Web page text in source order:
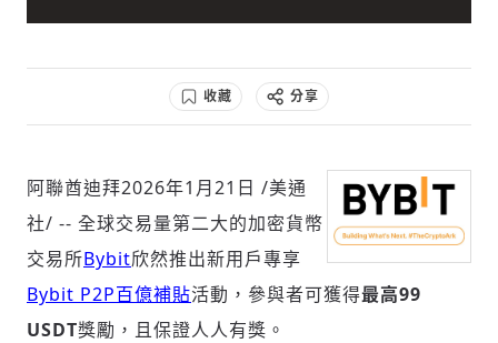
科技
社會
收藏 分享
阿聯酋迪拜2026年1月21日 /美通
社/ -- 全球交易量第二大的加密貨幣
交易所Bybit欣然推出新用戶專享
Bybit P2P百億補貼活動，參與者可獲得最高99
USDT獎勵，且保證人人有獎。